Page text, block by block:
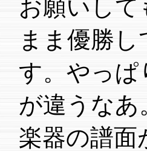
お願いし
まま優勝
す。やっ
が違うなあ
楽器の譜面